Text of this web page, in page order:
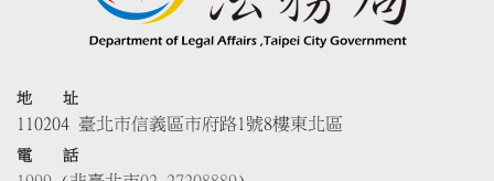
地 址
110204 臺北市信義區市府路1號8樓東北區
電 話